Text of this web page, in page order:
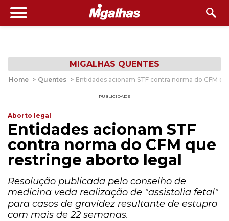
MIGALHAS QUENTES
Home > Quentes > Entidades acionam STF contra norma do CFM
PUBLICIDADE
Aborto legal
Entidades acionam STF
contra norma do CFM que
restringe aborto legal
Resolução publicada pelo conselho de
medicina veda realização de "assistolia fetal"
para casos de gravidez resultante de estupro
com mais de 22 semanas.